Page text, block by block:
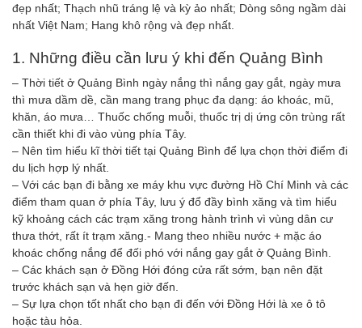
đẹp nhất; Thạch nhũ tráng lệ và kỳ ảo nhất; Dòng sông ngầm dài
nhất Việt Nam; Hang khô rộng và đẹp nhất.
1. Những điều cần lưu ý khi đến Quảng Bình
– Thời tiết ở Quảng Bình ngày nắng thì nắng gay gắt, ngày mưa
thì mưa dầm dề, cần mang trang phục đa dạng: áo khoác, mũ,
khăn, áo mưa… Thuốc chống muỗi, thuốc trị dị ứng côn trùng rất
cần thiết khi đi vào vùng phía Tây.
– Nên tìm hiểu kĩ thời tiết tại Quảng Bình để lựa chọn thời điểm đi
du lịch hợp lý nhất.
– Với các bạn đi bằng xe máy khu vực đường Hồ Chí Minh và các
điểm tham quan ở phía Tây, lưu ý đổ đầy bình xăng và tìm hiểu
kỹ khoảng cách các trạm xăng trong hành trình vì vùng dân cư
thưa thớt, rất ít trạm xăng.- Mang theo nhiều nước + mặc áo
khoác chống nắng để đối phó với nắng gay gắt ở Quảng Bình.
– Các khách sạn ở Đồng Hới đóng cửa rất sớm, bạn nên đặt
trước khách sạn và hẹn giờ đến.
– Sự lựa chọn tốt nhất cho bạn đi đến với Đồng Hới là xe ô tô
hoặc tàu hỏa.